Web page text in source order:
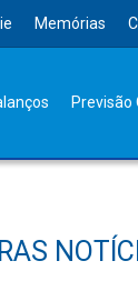
Memórias
Previsão